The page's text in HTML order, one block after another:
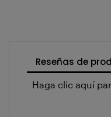
Reseñas de
Haga clic aquí